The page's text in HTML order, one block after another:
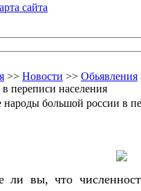
сайта
>> Новости >> Обьявления
в переписи населения
большой россии в
ли вы, что